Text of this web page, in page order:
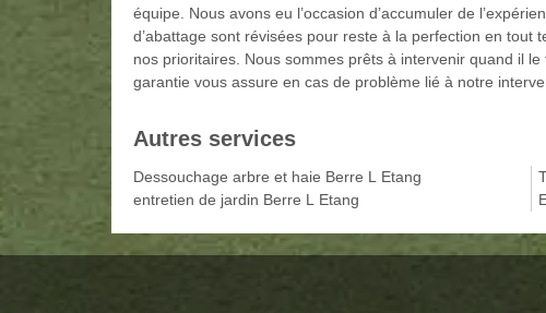
équipe. Nous avons eu l’occasion d’accumuler de
d’abattage sont révisées pour reste à la perfection en tout
nos prioritaires. Nous sommes prêts à intervenir quand il
garantie vous assure en cas de problème lié à notre
Autres services
Dessouchage arbre et haie Berre L Etang
entretien de jardin Berre L Etang